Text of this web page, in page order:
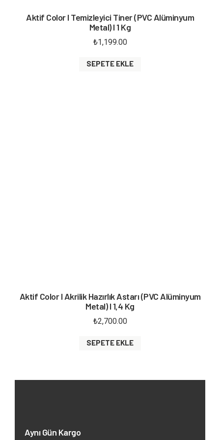
Aktif Color I Temizleyici Tiner (PVC Alüminyum
Metal) I 1 Kg
₺1,199.00
SEPETE EKLE
Aktif Color I Akrilik Hazırlık Astarı (PVC Alüminyum
Metal) I 1,4 Kg
₺2,700.00
SEPETE EKLE
Aynı Gün Kargo